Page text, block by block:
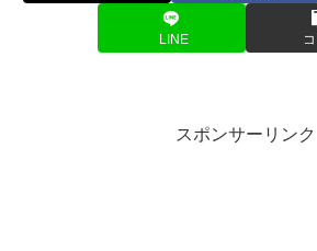
LINE
スポンサーリンク